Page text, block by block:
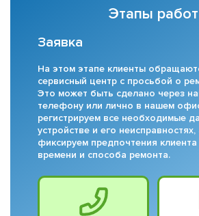
Этапы работ
Заявка
На этом этапе клиенты
сервисный центр с просьбой о
Это может быть сделано через
телефону или лично в нашем
регистрируем все необходимые
устройстве и его
фиксируем предпочтения
времени и способа ремонта.